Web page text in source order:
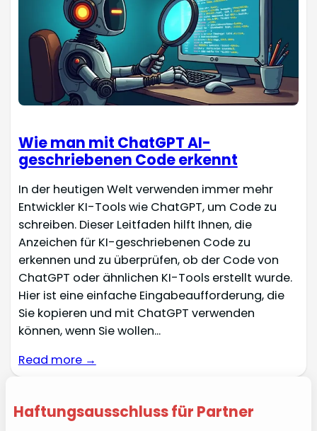
Wie man mit ChatGPT AI-
geschriebenen Code erkennt
In der heutigen Welt verwenden immer mehr
Entwickler KI-Tools wie ChatGPT, um Code zu
schreiben. Dieser Leitfaden hilft Ihnen, die
Anzeichen für KI-geschriebenen Code zu
erkennen und zu überprüfen, ob der Code von
ChatGPT oder ähnlichen KI-Tools erstellt wurde.
Hier ist eine einfache Eingabeaufforderung, die
Sie kopieren und mit ChatGPT verwenden
können, wenn Sie wollen...
Read more →
Haftungsausschluss für Partner